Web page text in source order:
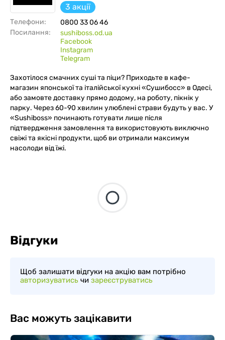
3 акції
Телефони:
0800 33 06 46
Посилання:
sushiboss.od.ua
Facebook
Instagram
Telegram
Захотілося смачних суші та піци? Приходьте в кафе-
магазин японської та італійської кухні «Сушибосс» в Одесі,
або замовте доставку прямо додому, на роботу, пікнік у
парку. Через 60-90 хвилин улюблені страви будуть у вас. У
«Sushiboss» починають готувати лише після
підтвердження замовлення та використовують виключно
свіжі та якісні продукти, щоб ви отримали максимум
насолоди від їжі.
Відгуки
Щоб залишати відгуки на акцію вам потрібно
авторизуватись чи зареєструватись
Вас можуть зацікавити